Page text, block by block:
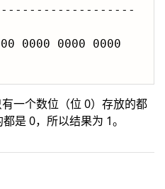
0000 0000 0000
一个数位（位 0）存放的都
是 0，所以结果为 1。